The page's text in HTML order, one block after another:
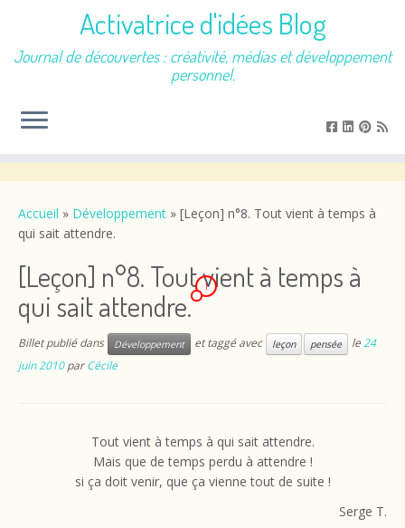
contenu
Activatrice d'idées Blog
Journal de découvertes : créativité, médias et développement
personnel.
Accueil » Développement » [Leçon] n°8. Tout vient à temps à
qui sait attendre.
[Leçon] n°8. Tout vient à temps à
qui sait attendre.
1
Billet publié dans Développement et taggé avec leçon pensée le24
juin 2010 parCécile
Tout vient à temps à qui sait attendre.
Mais que de temps perdu à attendre !
si ça doit venir, que ça vienne tout de suite !
Serge T.